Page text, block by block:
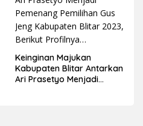
Keinginan Majukan
Kabupaten Blitar Antarkan
Ari Prasetyo Menjadi